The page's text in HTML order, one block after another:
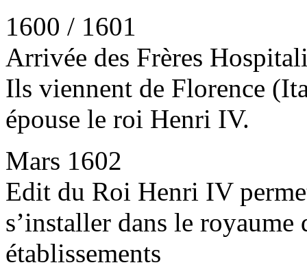
1600 / 1601
Arrivée des Frères
Ils viennent de Florence
épouse le roi Henri IV.
Mars 1602
Edit du Roi Henri IV
s’installer dans le royaume
établissements